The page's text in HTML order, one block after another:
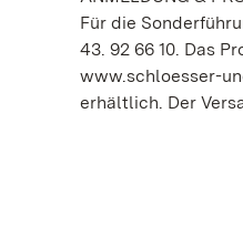
Für die
43. 92 66 10. Das
www.schloesser-
erhältlich. Der